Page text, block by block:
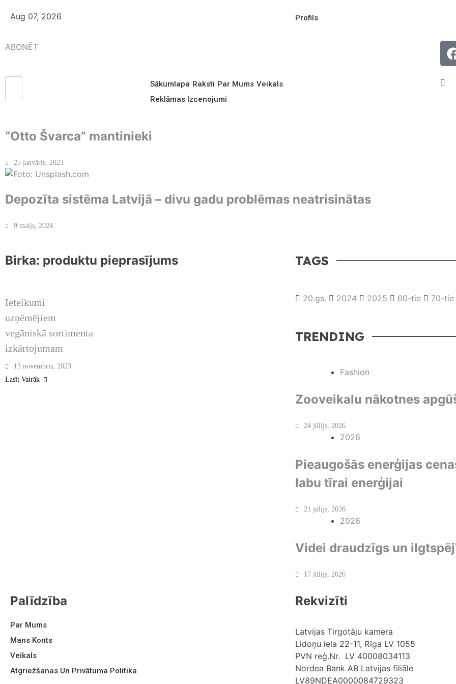
Aug 07, 2026 Profils
ABONĒT
Sākumlapa Raksti Par Mums Veikals
Reklāmas Izcenojumi
“Otto Švarca” mantinieki
25 janvāris, 2023
Depozīta sistēma Latvijā – divu gadu problēmas neatrisinātas
9 maijs, 2024
Birka: produktu pieprasījums
2023. OKTOBRIS /
NOVEMBRIS /
Ieteikumi
uzņēmējiem
vegāniskā sortimenta
izkārtojumam
13 novembris, 2023
Lasīt Vairāk
TAGS
20.gs. 2024 2025 60-tie 70-tie
TRENDING
Fashion
Zooveikalu nākotnes
24 jūlijs, 2026
2026
Pieaugošās enerģijas
labu tīrai enerģijai
21 jūlijs, 2026
2026
Videi draudzīgs un
17 jūlijs, 2026
Palīdzība
Par Mums
Mans Konts
Veikals
Atgriežšanas Un Privātuma Politika
Rekvizīti
Latvijas Tirgotāju kamera
Lidoņu iela 22-11, Rīga LV 1055
PVN reģ.Nr. LV 40008034113
Nordea Bank AB Latvijas filiāle
LV89NDEA0000084729323